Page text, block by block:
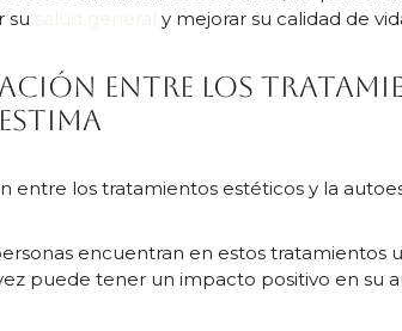
su
y mejorar su calidad de
entre los
entre los tratamientos estéticos y la
encuentran en estos tratamientos
puede tener un impacto positivo en su